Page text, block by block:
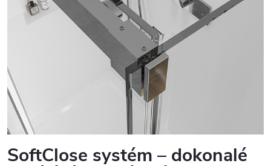
SoftClose systém – dokonalé